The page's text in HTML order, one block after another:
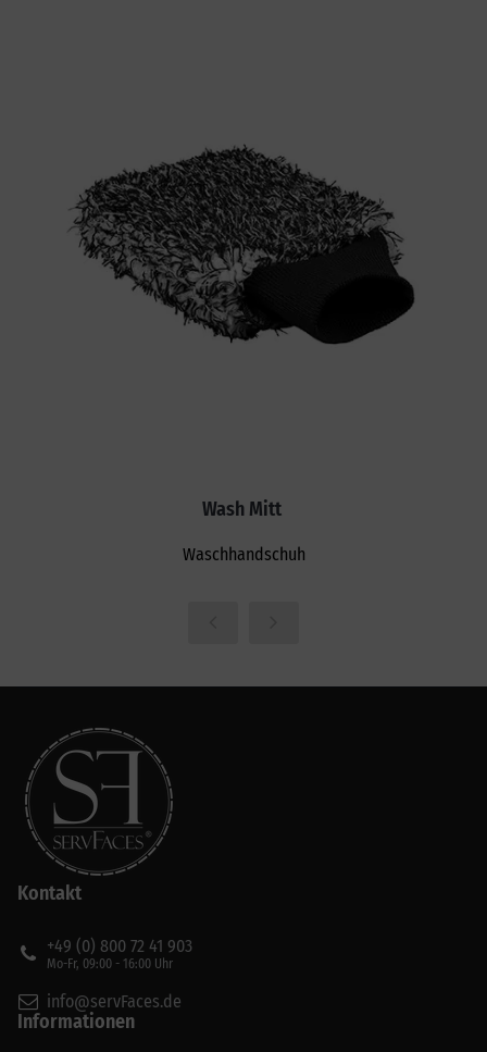
Wash Mitt
Waschhandschuh
Kontakt
+49 (0) 800 72 41 903
Mo-Fr, 09:00 - 16:00 Uhr
info@servFaces.de
Informationen